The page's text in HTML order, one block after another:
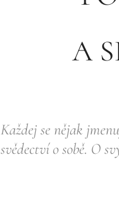
A
Každej se nějak
svědectví o sobě. O